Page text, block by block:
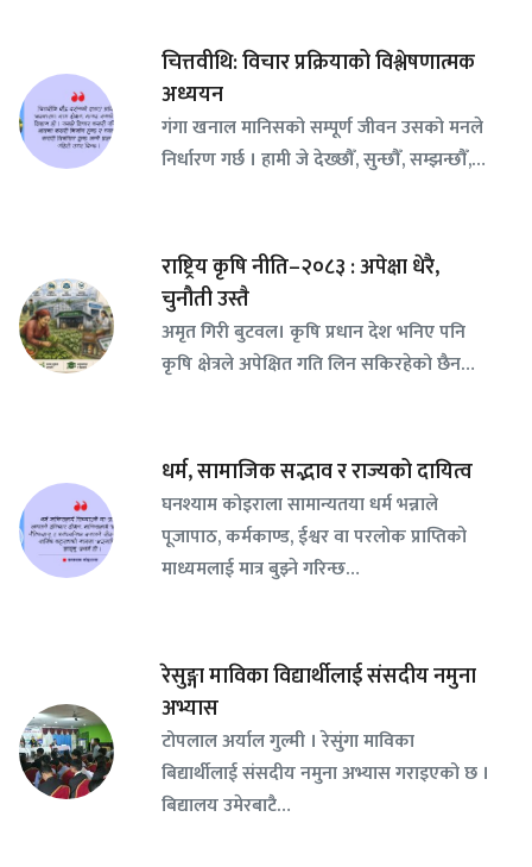
चित्तवीथि: विचार प्रक्रियाको विश्लेषणात्मक
अध्ययन
गंगा खनाल मानिसको सम्पूर्ण जीवन उसको मनले
निर्धारण गर्छ । हामी जे देख्छौँ, सुन्छौँ, सम्झन्छौँ,…
राष्ट्रिय कृषि नीति–२०८३ : अपेक्षा धेरै,
चुनौती उस्तै
अमृत गिरी बुटवल। कृषि प्रधान देश भनिए पनि
कृषि क्षेत्रले अपेक्षित गति लिन सकिरहेको छैन…
धर्म, सामाजिक सद्भाव र राज्यको दायित्व
घनश्याम कोइराला सामान्यतया धर्म भन्नाले
पूजापाठ, कर्मकाण्ड, ईश्वर वा परलोक प्राप्तिको
माध्यमलाई मात्र बुझ्ने गरिन्छ…
रेसुङ्गा माविका विद्यार्थीलाई संसदीय नमुना
अभ्यास
टोपलाल अर्याल गुल्मी । रेसुंगा माविका
बिद्यार्थीलाई संसदीय नमुना अभ्यास गराइएको छ ।
बिद्यालय उमेरबाटै…